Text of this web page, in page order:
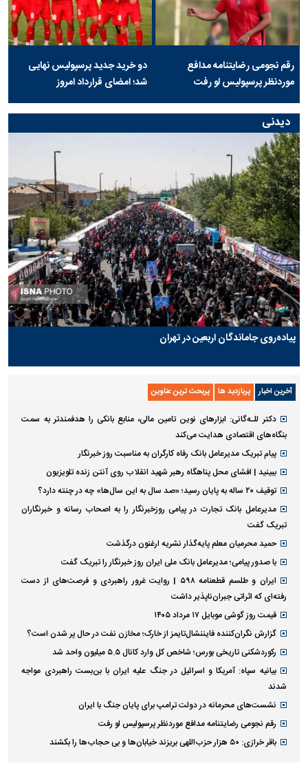
رقم نجومی رضایتنامه مدافع
موردنظر پرسپولیس لو رفت
دو خرید جدید پرسپولیس نهایی
شد؛ امضای قرارداد امروز
دیدنی
پیاده‌روی جاماندگان اربعین در تهران
آخرین اخبار پربازدید ها پربحث ترین عناوین
دکتر للـه‌گانی: ابزار‌های نوین تامین مالی، منابع بانکی را هدفمندتر به سمت
بنگاه‌های اقتصادی هدایت می‌کند
پیام تبریک مدیرعامل بانک رفاه کارگران به مناسبت روز خبرنگار
ببینید | افشای محل پناهگاه رهبر شهید انقلاب روی آنتن زنده تلویزیون
توقیف ۲۰ ساله به پایان رسید؛ «صد سال به این سال‌ها» چه در چنته دارد؟
مدیرعامل بانک تجارت در پیامی روزخبرنگار را به اصحاب رسانه و خبرنگاران
تبریک گفت
حمید محرمیان معلم پایه‌گذار نشریه ارغنون درگذشت
با صدور پیامی؛ مدیرعامل بانک ملی ایران روز خبرنگار را تبریک گفت
ایران و طلسم قطعنامه ۵۹۸ | روایت غرور راهبردی و فرصت‌های از دست
رفته‌ای که اثراتی جبران‌ناپذیر داشت
قیمت روز گوشی موبایل ۱۷ مرداد ۱۴۰۵
گزارش نگران‌کننده فایننشال‌تایمز از خارک؛ مخازن نفت در حال پر شدن است؟
رکوردشکنی تاریخی بورس؛ شاخص کل وارد کانال ۵.۵ میلیون واحد شد
بیانیه سپاه: آمریکا و اسرائیل در جنگ علیه ایران با بن‌بست راهبردی مواجه
شدند
نشست‌های محرمانه در دولت ترامپ برای پایان جنگ با ایران
رقم نجومی رضایتنامه مدافع موردنظر پرسپولیس لو رفت
باقر خرازی: ۵۰ هزار حزب‌اللهی بریزند خیابان‌ها و بی حجاب‌ها را بکشند